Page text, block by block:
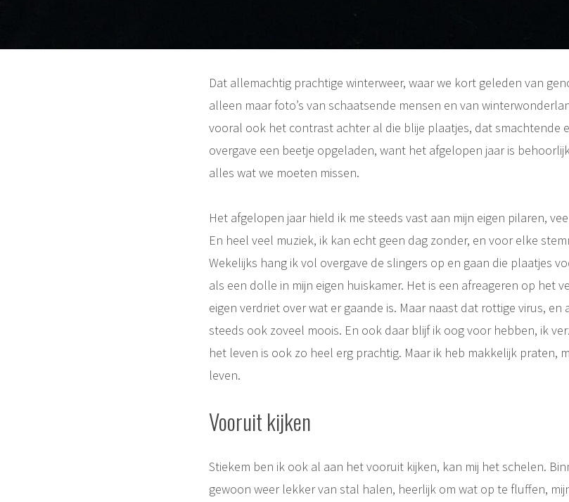
Dat allemachtig prachtige winterweer, waar we kort geleden van
alleen maar foto’s van schaatsende mensen en van
vooral ook het contrast achter al die blije plaatjes, dat smachtende
overgave een beetje opgeladen, want het afgelopen jaar is
alles wat we moeten missen.
Het afgelopen jaar hield ik me steeds vast aan mijn eigen pilaren,
En heel veel muziek, ik kan echt geen dag zonder, en voor elke
Wekelijks hang ik vol overgave de slingers op en gaan die plaatjes
als een dolle in mijn eigen huiskamer. Het is een afreageren op het
eigen verdriet over wat er gaande is. Maar naast dat rottige virus, en
steeds ook zoveel moois. En ook daar blijf ik oog voor hebben, ik
het leven is ook zo heel erg prachtig. Maar ik heb makkelijk praten,
leven.
Vooruit kijken
Stiekem ben ik ook al aan het vooruit kijken, kan mij het schelen.
gewoon weer lekker van stal halen, heerlijk om wat op te fluffen,